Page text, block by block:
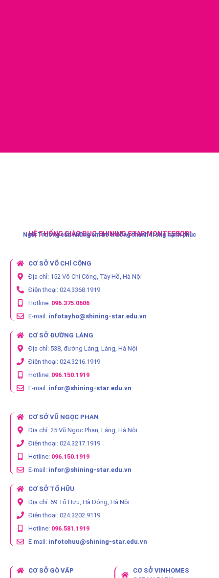
HỆ THỐNG GIÁO DỤC SHINING STAR MONTESSORI
Ngôi Trường của những em bé trưởng thành trong hạnh phúc
CƠ SỞ VÕ CHÍ CÔNG
Địa chỉ: 152 Võ Chí Công, Tây Hồ, Hà Nội
Điện thoại: 024.3368.1919
Hotline: 096.375.0606
E-mail: infotayho@shining-star.edu.vn
CƠ SỞ ĐƯỜNG LÁNG
Địa chỉ: 538, đường Láng, Láng, Hà Nội
Điện thoại: 024.3216.1919
Hotline: 096.150.1919
E-mail: infor@shining-star.edu.vn
CƠ SỞ VŨ NGỌC PHAN
Địa chỉ: 25 Vũ Ngọc Phan, Láng, Hà Nội
Điện thoại: 024.3217.1919
Hotline: 096.150.1919
E-mail: infor@shining-star.edu.vn
CƠ SỞ TỐ HỮU
Địa chỉ: 69 Tố Hữu, Hà Đông, Hà Nội
Điện thoại: 024.3202.9119
Hotline: 096.581.1919
E-mail: infotohuu@shining-star.edu.vn
CƠ SỞ GÒ VẤP
CƠ SỞ VINHOMES